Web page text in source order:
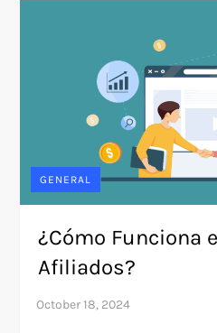
GENERAL
¿Cómo Funciona
Afiliados?